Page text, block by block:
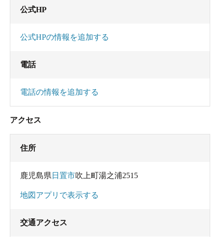
公式HP
公式HPの情報を追加する
電話
電話の情報を追加する
アクセス
住所
鹿児島県 日置市吹上町湯之浦2515
地図アプリで表示する
交通アクセス